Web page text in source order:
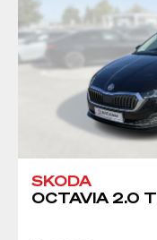
SKODA
OCTAVIA 2.0